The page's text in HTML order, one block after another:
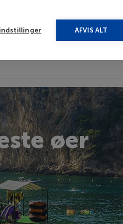
AFVIS ALT
øer